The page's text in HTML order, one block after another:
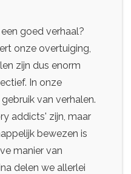
goed verhaal?
onze overtuiging,
zijn dus enorm
In onze
van verhalen.
addicts' zijn, maar
bewezen is
manier van
delen we allerlei